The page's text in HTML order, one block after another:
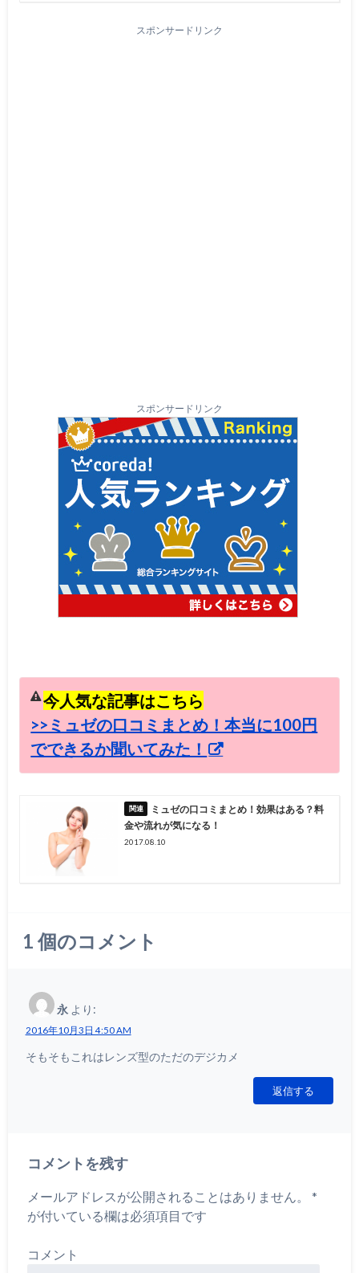
スポンサードリンク
スポンサードリンク
今人気な記事はこちら
>>ミュゼの口コミまとめ！本当に100円
でできるか聞いてみた！
ミュゼの口コミまとめ！効果はある？料
金や流れが気になる！
2017.08.10
1 個のコメント
永 より:
2016年10月3日 4:50 AM
そもそもこれはレンズ型のただのデジカメ
返信する
コメントを残す
メールアドレスが公開されることはありません。
*
が付いている欄は必須項目です
コメント